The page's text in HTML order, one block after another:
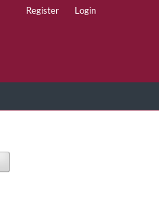
Register Login